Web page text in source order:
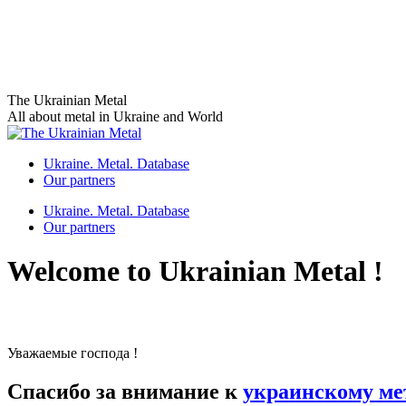
Skip
to
content
The Ukrainian Metal
All about metal in Ukraine and World
Ukraine. Metal. Database
Our partners
Ukraine. Metal. Database
Our partners
Welcome to Ukrainian Metal !
Уважаемые господа !
Спасибо за внимание к украинскому